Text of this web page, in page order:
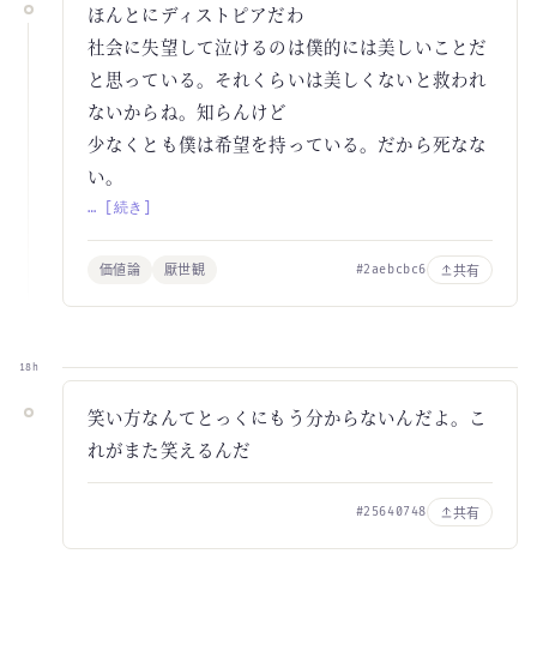
ほんとにディストピアだわ
社会に失望して泣けるのは僕的には美しいことだ
と思っている。それくらいは美しくないと救われ
ないからね。知らんけど
少なくとも僕は希望を持っている。だから死なな
い。
… [続き]
価値論 厭世観 #2aebcbc6 共有
18h
笑い方なんてとっくにもう分からないんだよ。こ
れがまた笑えるんだ
#25640748 共有